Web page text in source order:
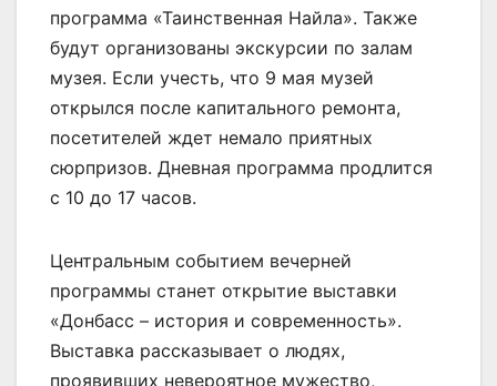
программа «Таинственная Найла». Также
будут организованы экскурсии по залам
музея. Если учесть, что 9 мая музей
открылся после капитального ремонта,
посетителей ждет немало приятных
сюрпризов. Дневная программа продлится
с 10 до 17 часов.
Центральным событием вечерней
программы станет открытие выставки
«Донбасс – история и современность».
Выставка рассказывает о людях,
проявивших невероятное мужество,